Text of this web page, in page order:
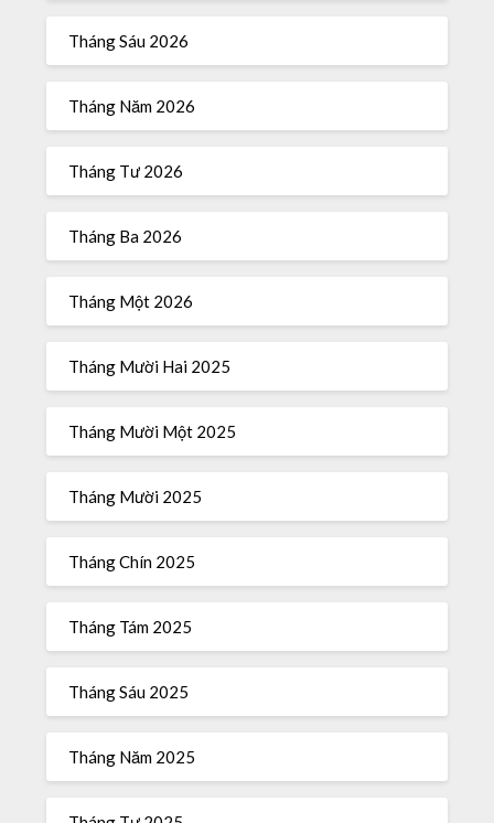
Tháng Sáu 2026
Tháng Năm 2026
Tháng Tư 2026
Tháng Ba 2026
Tháng Một 2026
Tháng Mười Hai 2025
Tháng Mười Một 2025
Tháng Mười 2025
Tháng Chín 2025
Tháng Tám 2025
Tháng Sáu 2025
Tháng Năm 2025